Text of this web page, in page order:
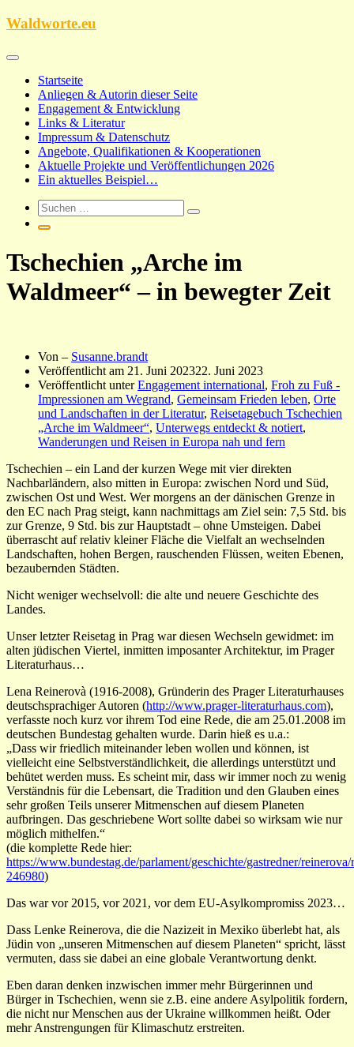
Zum
Waldworte.eu
Startseite
Anliegen & Autorin dieser Seite
Engagement & Entwicklung
Links & Literatur
Impressum & Datenschutz
Angebote, Qualifikationen & Kooperationen
Aktuelle Projekte und Veröffentlichungen 2026
Ein aktuelles Beispiel…
Tschechien „Arche im
Waldmeer“ – in bewegter Zeit
Von – Susanne.brandt
Veröffentlicht am 21. Juni 202322. Juni 2023
Veröffentlicht unterEngagement international, Froh zu Fuß -
Impressionen am Wegrand, Gemeinsam Frieden leben, Orte
und Landschaften in der Literatur, Reisetagebuch Tschechien
„Arche im Waldmeer“, Unterwegs entdeckt & notiert,
Wanderungen und Reisen in Europa nah und fern
Tschechien – ein Land der kurzen Wege mit vier direkten
Nachbarländern, also mitten in Europa: zwischen Nord und Süd,
zwischen Ost und West. Wer morgens an der dänischen Grenze in
den EC nach Prag steigt, kann nachmittags am Ziel sein: 7,5 Std. bis
zur Grenze, 9 Std. bis zur Hauptstadt – ohne Umsteigen. Dabei
überrascht auf relativ kleiner Fläche die Vielfalt an wechselnden
Landschaften, hohen Bergen, rauschenden Flüssen, weiten Ebenen,
bezaubernden Städten.
Nicht weniger wechselvoll: die alte und neuere Geschichte des
Landes.
Unser letzter Reisetag in Prag war diesen Wechseln gewidmet: im
alten jüdischen Viertel, inmitten imposanter Architektur, im Prager
Literaturhaus…
Lena Reinerovà (1916-2008), Gründerin des Prager Literaturhauses
deutschsprachiger Autoren (http://www.prager-literaturhaus.com),
verfasste noch kurz vor ihrem Tod eine Rede, die am 25.01.2008 im
deutschen Bundestag gehalten wurde. Darin hieß es u.a.:
„Dass wir friedlich miteinander leben wollen und können, ist
vielleicht eine Selbstverständlichkeit, die allerdings unterstützt und
behütet werden muss. Es scheint mir, dass wir immer noch zu wenig
Verständnis für die Lebensart, die Tradition und den Glauben eines
sehr großen Teils unserer Mitmenschen auf diesem Planeten
aufbringen. Das geschriebene Wort sollte dabei so wirksam wie nur
möglich mithelfen.“
(die komplette Rede hier:
https://www.bundestag.de/parlament/geschichte/gastredner/
246980)
Das war vor 2015, vor 2021, vor dem EU-Asylkompromiss 2023…
Dass Lenke Reinerova, die die Nazizeit in Mexiko überlebt hat, als
Jüdin von „unseren Mitmenschen auf diesem Planeten“ spricht, lässt
vermuten, dass sie dabei an eine globale Verantwortung denkt.
Eben daran denken inzwischen immer mehr Bürgerinnen und
Bürger in Tschechien, wenn sie z.B. eine andere Asylpolitik fordern,
die nicht nur Menschen aus der Ukraine willkommen heißt. Oder
mehr Anstrengungen für Klimaschutz erstreiten.